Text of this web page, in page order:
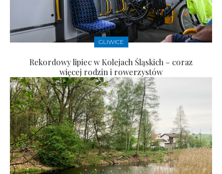
GLIWICE
Rekordowy lipiec w Kolejach Śląskich – coraz
więcej rodzin i rowerzystów